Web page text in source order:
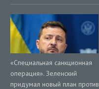
«Специальная санкционная
операция». Зеленский
придумал новый план против